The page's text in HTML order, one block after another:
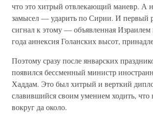
что это хитрый отвлекающий маневр. А
замысел — ударить по Сирии. И первый
сигнал к этому — объявленная Израилем
года аннексия Голанских высот,
Поэтому сразу после январских
появился бессменный министр
Хаддам. Это был хитрый и верткий
славившийся своим умением ходить, что
вокруг да около.